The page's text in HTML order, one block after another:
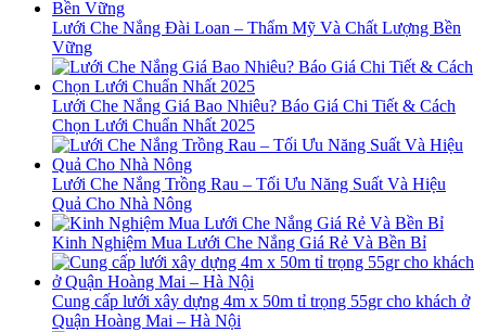
Lưới Che Nắng Đài Loan – Thẩm Mỹ Và Chất Lượng Bền
Vững
Lưới Che Nắng Giá Bao Nhiêu? Báo Giá Chi Tiết & Cách
Chọn Lưới Chuẩn Nhất 2025
Lưới Che Nắng Trồng Rau – Tối Ưu Năng Suất Và Hiệu
Quả Cho Nhà Nông
Kinh Nghiệm Mua Lưới Che Nắng Giá Rẻ Và Bền Bỉ
Cung cấp lưới xây dựng 4m x 50m tỉ trọng 55gr cho khách ở
Quận Hoàng Mai – Hà Nội